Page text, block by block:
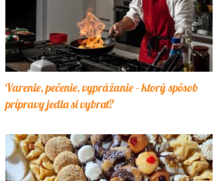
Varenie, pečenie, vyprážanie - ktorý spôsob
prípravy jedla si vybrať?